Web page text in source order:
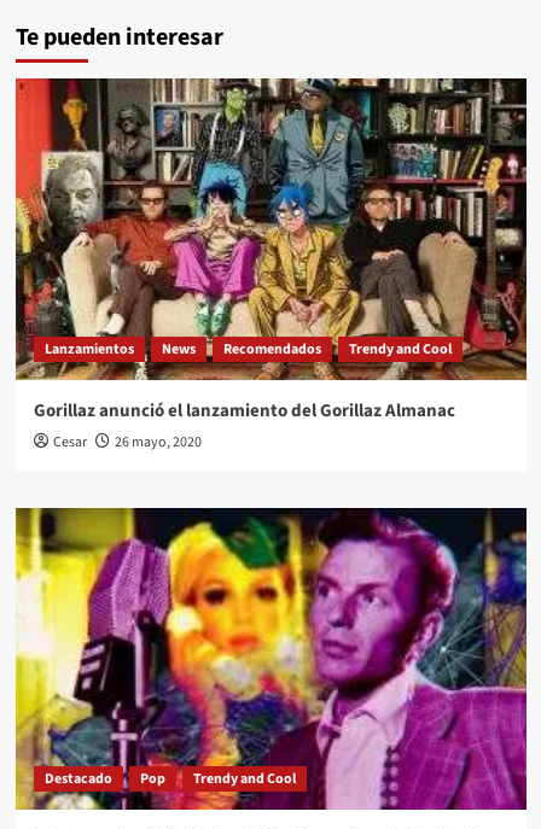
Te pueden interesar
Lanzamientos News Recomendados Trendy and Cool
Gorillaz anunció el lanzamiento del Gorillaz Almanac
Cesar 26 mayo, 2020
Destacado Pop Trendy and Cool